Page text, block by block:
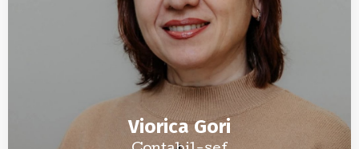
Viorica Gori